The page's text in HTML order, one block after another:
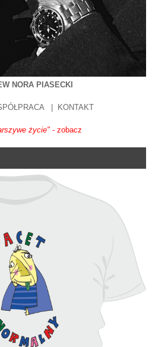
NORA PIASECKI
| KONTAKT
życie" - zobacz